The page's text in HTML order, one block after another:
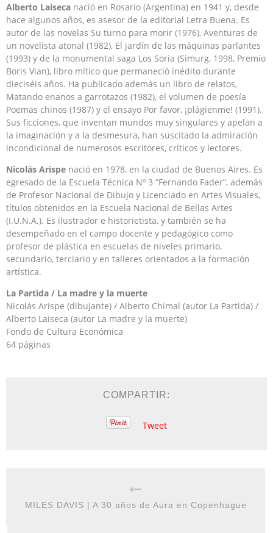
Alberto Laiseca nació en Rosario (Argentina) en 1941 y, desde
hace algunos años, es asesor de la editorial Letra Buena. Es
autor de las novelas Su turno para morir (1976), Aventuras de
un novelista atonal (1982), El jardín de las máquinas parlantes
(1993) y de la monumental saga Los Soria (Simurg, 1998, Premio
Boris Vian), libro mítico que permaneció inédito durante
dieciséis años. Ha publicado además un libro de relatos,
Matando enanos a garrotazos (1982), el volumen de poesía
Poemas chinos (1987) y el ensayo Por favor, ¡plágienme! (1991).
Sus ficciones, que inventan mundos muy singulares y apelan a
la imaginación y a la desmesura, han suscitado la admiración
incondicional de numerosos escritores, críticos y lectores.
Nicolás Arispe nació en 1978, en la ciudad de Buenos Aires. Es
egresado de la Escuela Técnica Nº 3 “Fernando Fader”, además
de Profesor Nacional de Dibujo y Licenciado en Artes Visuales,
títulos obtenidos en la Escuela Nacional de Bellas Artes
(I.U.N.A.). Es ilustrador e historietista, y también se ha
desempeñado en el campo docente y pedagógico como
profesor de plástica en escuelas de niveles primario,
secundario, terciario y en talleres orientados a la formación
artística.
La Partida / La madre y la muerte
Nicolás Arispe (dibujante) / Alberto Chimal (autor La Partida) /
Alberto Laiseca (autor La madre y la muerte)
Fondo de Cultura Económica
64 páginas
COMPARTIR:
Tweet
MILES DAVIS | A 30 años de Aura en Copenhague